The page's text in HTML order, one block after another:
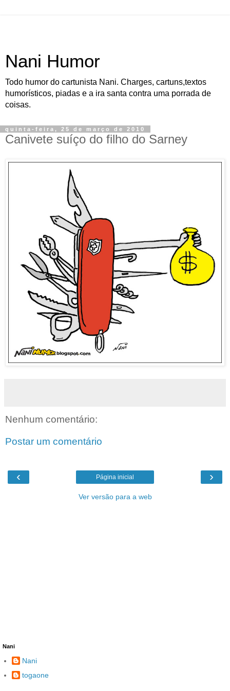
Nani Humor
Todo humor do cartunista Nani. Charges, cartuns,textos
humorísticos, piadas e a ira santa contra uma porrada de
coisas.
quinta-feira, 25 de março de 2010
Canivete suíço do filho do Sarney
Nenhum comentário:
Postar um comentário
‹ ›
Página inicial
Ver versão para a web
Nani
Nani
togaone